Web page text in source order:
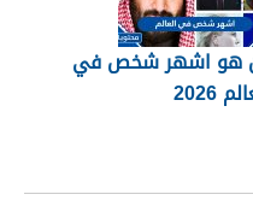
هو اشهر شخص في
2026